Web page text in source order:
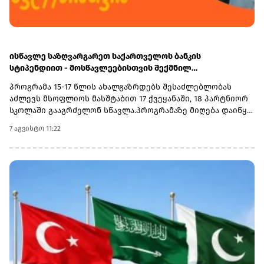
ისწავლე საზღვარგარეთ საქართველოს ბანკის
სტიპენდიით - მოსწავლეებისთვის შექმნილ
პროგრამა 15-17 წლის ახალგაზრდებს შესაძლებლობას
აძლევს მსოფლიოს მასშტაბით 17 ქვეყანაში, 18 პარტნიორ
სკოლაში გააგრძელონ სწავლა.პროგრამაზე მიღება დაიწყო
ეწვიეთ ვებგვერდს. ინფორმაციისთვის, გაერთიანებული
მსოფლიო სკოლები (UWC) წარმოადგენს საერთაშორისო
საგანმანათლებლო მოძრაობას ახალგაზრდებისთვის,
სხვადასხვა ერისა და კულტურის დასაახლოებლად და ამ
გზით შეუწყოს ხელი მშვიდობიანი და მდგრადი მომავლის
შექმნას. UWC მსოფლიოს სხვადასხვა კონტინენტის 18
საერთაშორისო სკოლასა და კოლეჯს აერთიანებს.
პროგრამის ფარგლებში სწავლება მიმდინარეობს 17
სხვადასხვა ქვეყანაში, მათ შორის − კანადაში, აშშ-ში,
ჩინეთში, იაპონიაში, ტაილანდში, გერმანიასა და
7 აგვისტო 11:22